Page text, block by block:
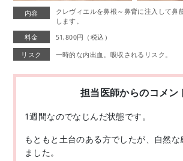
内容
クレヴィエルを鼻根～鼻背に注入して鼻
します。
料金
51,800円（税込）
リスク 一時的な内出血。吸収されるリスク。
担当医師からのコメン
1週間なのでなじんだ状態です。
もともと土台のある方でしたが、自然な
ました。